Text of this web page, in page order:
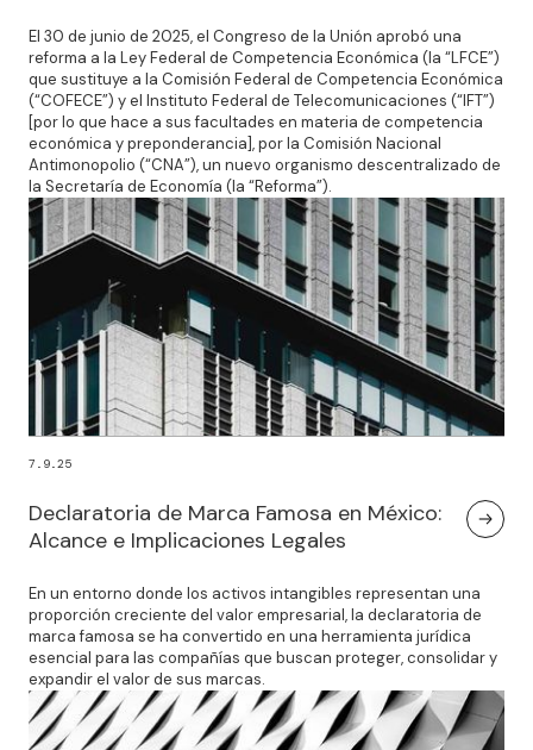
El 30 de junio de 2025, el Congreso de la Unión aprobó una
reforma a la Ley Federal de Competencia Económica (la “LFCE”)
que sustituye a la Comisión Federal de Competencia Económica
(“COFECE”) y el Instituto Federal de Telecomunicaciones (“IFT”)
[por lo que hace a sus facultades en materia de competencia
económica y preponderancia], por la Comisión Nacional
Antimonopolio (“CNA”), un nuevo organismo descentralizado de
la Secretaría de Economía (la “Reforma”).
7.9.25
Declaratoria de Marca Famosa en México:
Alcance e Implicaciones Legales
En un entorno donde los activos intangibles representan una
proporción creciente del valor empresarial, la declaratoria de
marca famosa se ha convertido en una herramienta jurídica
esencial para las compañías que buscan proteger, consolidar y
expandir el valor de sus marcas.